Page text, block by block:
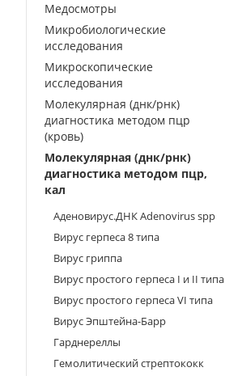
Медосмотры
Микробиологические
исследования
Микроскопические
исследования
Молекулярная (днк/рнк)
диагностика методом пцр
(кровь)
Молекулярная (днк/рнк)
диагностика методом пцр,
кал
Аденовирус.ДНК Аdenovirus spp
Вирус герпеса 8 типа
Вирус гриппа
Вирус простого герпеса I и II типа
Вирус простого герпеса VI типа
Вирус Эпштейна-Барр
Гарднереллы
Гемолитический стрептококк